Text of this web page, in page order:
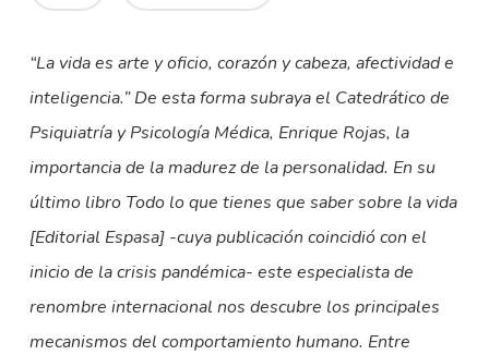
“La vida es arte y oficio, corazón y cabeza, afectividad e
inteligencia.” De esta forma subraya el Catedrático de
Psiquiatría y Psicología Médica, Enrique Rojas, la
importancia de la madurez de la personalidad. En su
último libro Todo lo que tienes que saber sobre la vida
[Editorial Espasa] -cuya publicación coincidió con el
inicio de la crisis pandémica- este especialista de
renombre internacional nos descubre los principales
mecanismos del comportamiento humano. Entre